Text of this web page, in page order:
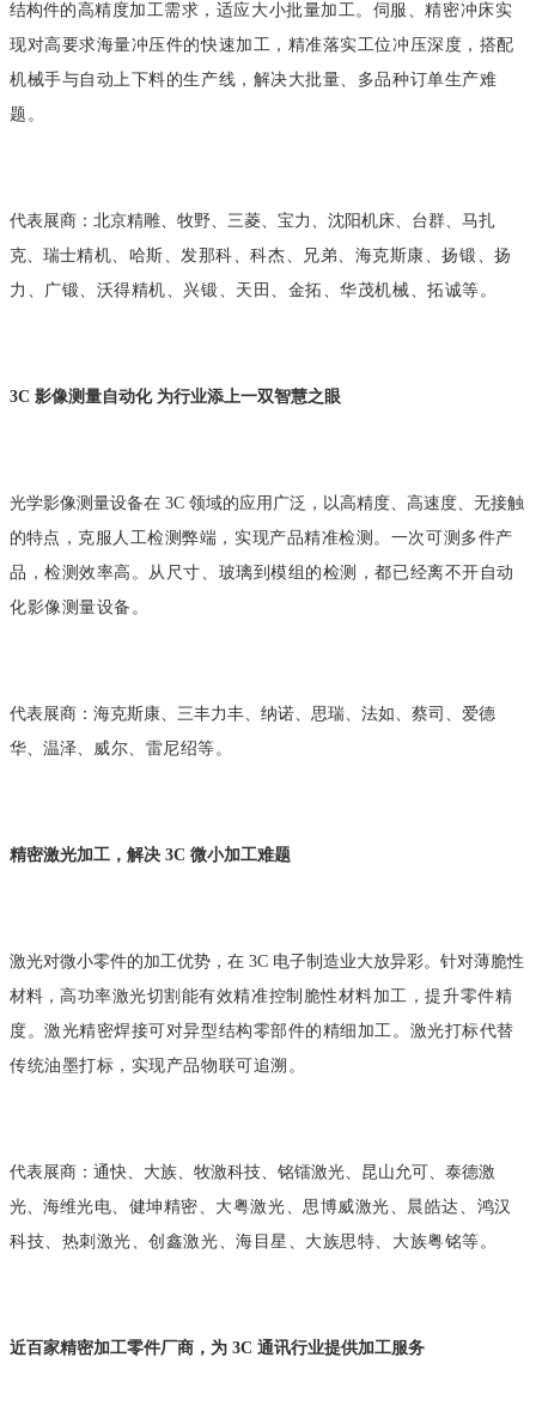
结构件的高精度加工需求，适应大小批量加工。伺服、精密冲床实
现对高要求海量冲压件的快速加工，精准落实工位冲压深度，搭配
机械手与自动上下料的生产线，解决大批量、多品种订单生产难
题。
代表展商：北京精雕、牧野、三菱、宝力、沈阳机床、台群、马扎
克、瑞士精机、哈斯、发那科、科杰、兄弟、海克斯康、扬锻、扬
力、广锻、沃得精机、 兴锻、天田、金拓、华茂机械、拓诚等。
3C 影像测量自动化 为行业添上一双智慧之眼
光学影像测量设备在 3C 领域的应用广泛，以高精度、高速度、无接触
的特点，克服人工检测弊端，实现产品精准检测。一次可测多件产
品，检测效率高。 从尺寸、玻璃到模组的检测，都已经离不开自动
化影像测量设备。
代表展商：海克斯康、三丰力丰、纳诺、思瑞、法如、蔡司、爱德
华、温泽、 威尔、雷尼绍等。
精密激光加工，解决 3C 微小加工难题
激光对微小零件的加工优势，在 3C 电子制造业大放异彩。针对薄脆性
材料， 高功率激光切割能有效精准控制脆性材料加工，提升零件精
度。激光精密焊接可对异型结构零部件的精细加工。激光打标代替
传统油墨打标，实现产品物联可追溯。
代表展商：通快、大族、牧激科技、铭镭激光、昆山允可、泰德激
光、海维光电、健坤精密、大粤激光、思博威激光、晨皓达、鸿汉
科技、热刺激光、创鑫激光、海目星、大族思特、大族粤铭等。
近百家精密加工零件厂商，为 3C 通讯行业提供加工服务